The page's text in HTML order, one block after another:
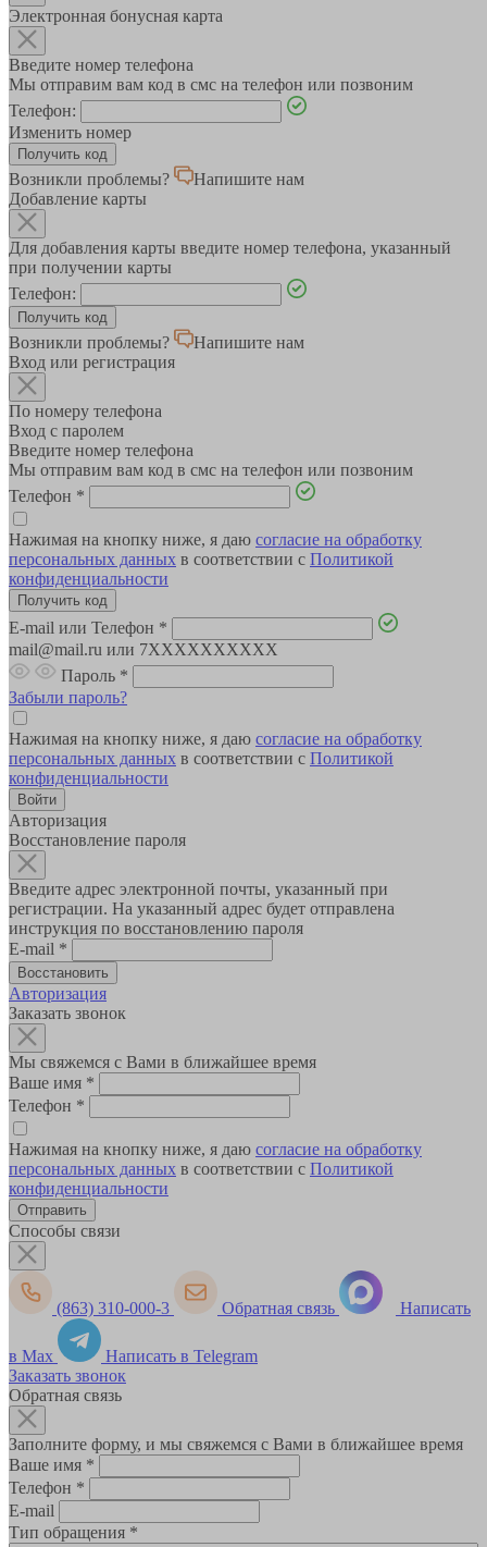
Электронная бонусная карта
Введите номер телефона
Мы отправим вам код в смс на телефон или позвоним
Телефон:
Изменить номер
Возникли проблемы?
Напишите нам
Добавление карты
Для добавления карты введите номер телефона, указанный
при получении карты
Телефон:
Возникли проблемы?
Напишите нам
Вход или регистрация
По номеру телефона
Вход с паролем
Введите номер телефона
Мы отправим вам код в смс на телефон или позвоним
Телефон *
Нажимая на кнопку ниже, я даю согласие на обработку
персональных данных в соответствии с Политикой
конфиденциальности
E-mail или Телефон *
mail@mail.ru или 7XXXXXXXXXX
Пароль *
Забыли пароль?
Нажимая на кнопку ниже, я даю согласие на обработку
персональных данных в соответствии с Политикой
конфиденциальности
Авторизация
Восстановление пароля
Введите адрес электронной почты, указанный при
регистрации. На указанный адрес будет отправлена
инструкция по восстановлению пароля
E-mail *
Авторизация
Заказать звонок
Мы свяжемся с Вами в ближайшее время
Ваше имя *
Телефон *
Нажимая на кнопку ниже, я даю согласие на обработку
персональных данных в соответствии с Политикой
конфиденциальности
Способы связи
(863) 310-000-3 Обратная связь Написать
в Max
Написать в Telegram
Заказать звонок
Обратная связь
Заполните форму, и мы свяжемся с Вами в ближайшее время
Ваше имя *
Телефон *
E-mail
Тип обращения *